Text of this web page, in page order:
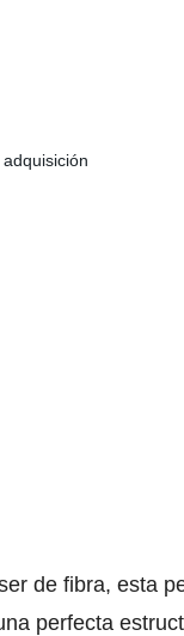
de fibra, esta
perfecta